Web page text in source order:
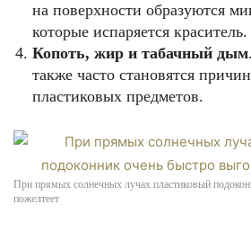
на поверхности образуются
которые испаряется краситель.
Копоть, жир и табачный дым
также часто становятся
пластиковых предметов.
При прямых солнечных лучах пластиковый
пожелтеет